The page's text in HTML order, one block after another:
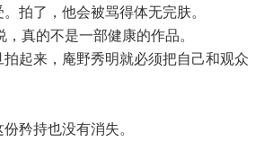
拍了，他会被骂得体无完肤。
，真的不是一部健康的作品。
起来，庵野秀明就必须把自己和观众
矜持也没有消失。